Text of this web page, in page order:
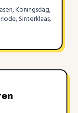
Koningsdag,
Sinterklaas,